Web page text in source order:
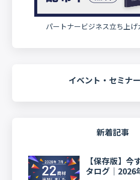
パートナービジネス立ち上げ
イベント・セミナ
新着記事
【保存版】今
タログ｜2026